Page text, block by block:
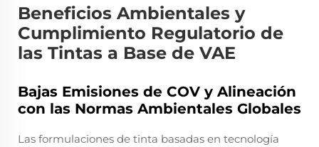
Beneficios Ambientales y
Cumplimiento Regulatorio de
las Tintas a Base de VAE
Bajas Emisiones de COV y Alineación
con las Normas Ambientales Globales
Las formulaciones de tinta basadas en tecnología